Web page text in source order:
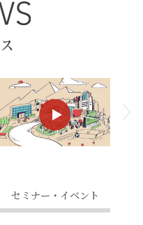
セミナー・イベント